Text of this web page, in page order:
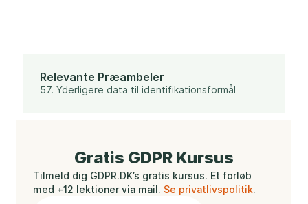
Gratis GDPR Kursus
Tilmeld dig GDPR.DK’s gratis kursus. Et forløb
med +12 lektioner via mail. Se privatlivspolitik.
Relevante Præambeler
57. Yderligere data til identifikationsformål